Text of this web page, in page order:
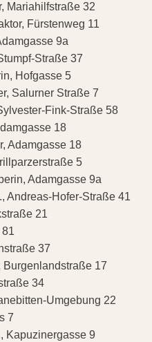
Mariahilfstraße 32
Fürstenweg 11
9a
Straße 37
Hofgasse 5
Salurner Straße 7
Fink-Straße 58
18
Adamgasse 18
5
Adamgasse 9a
Andreas-Hofer-Straße 41
21
37
17
34
Umgebung 22
7
Kapuzinergasse 9